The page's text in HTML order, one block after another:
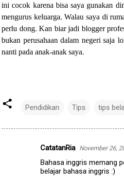
ini cocok karena bisa saya gunakan
mengurus keluarga. Walau saya di
perlu dong. Kan biar jadi blogger
bukan perusahaan dalam negeri saja
nanti pada anak-anak saya.
Pendidikan Tips tips
CatatanRia November 26,
Bahasa inggris memang
belajar bahasa inggris :)